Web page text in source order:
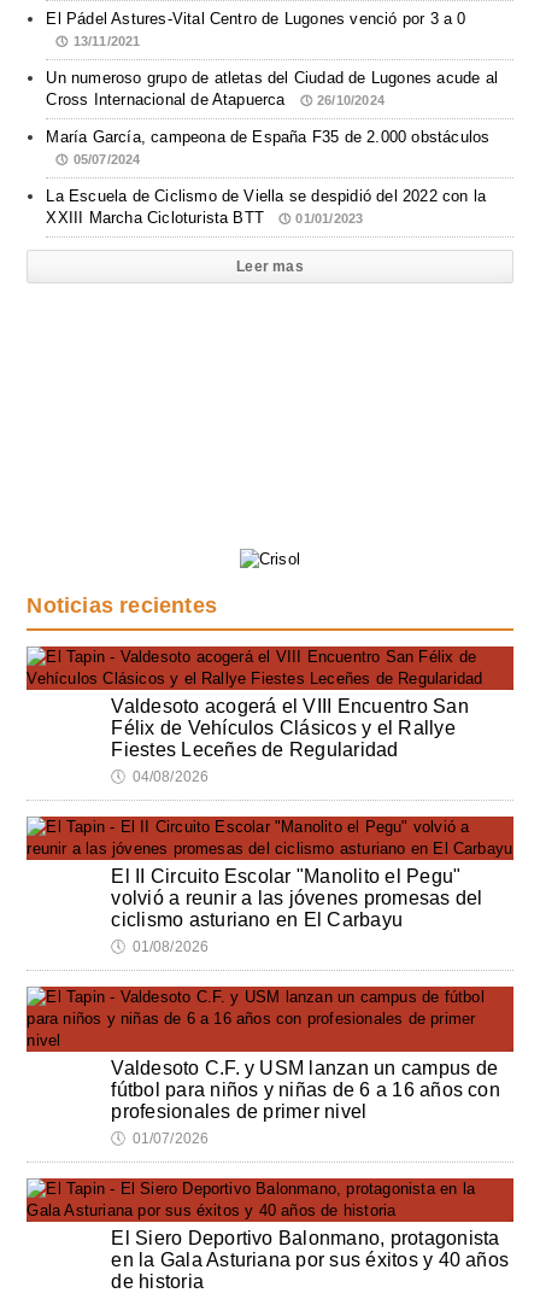
El Pádel Astures-Vital Centro de Lugones venció por 3 a 0
13/11/2021
Un numeroso grupo de atletas del Ciudad de Lugones acude al
Cross Internacional de Atapuerca
26/10/2024
María García, campeona de España F35 de 2.000 obstáculos
05/07/2024
La Escuela de Ciclismo de Viella se despidió del 2022 con la
XXIII Marcha Cicloturista BTT
01/01/2023
Leer mas
Noticias recientes
Valdesoto acogerá el VIII Encuentro San
Félix de Vehículos Clásicos y el Rallye
Fiestes Leceñes de Regularidad
🕔 04/08/2026
El II Circuito Escolar "Manolito el Pegu"
volvió a reunir a las jóvenes promesas del
ciclismo asturiano en El Carbayu
🕔 01/08/2026
Valdesoto C.F. y USM lanzan un campus de
fútbol para niños y niñas de 6 a 16 años con
profesionales de primer nivel
🕔 01/07/2026
El Siero Deportivo Balonmano, protagonista
en la Gala Asturiana por sus éxitos y 40 años
de historia